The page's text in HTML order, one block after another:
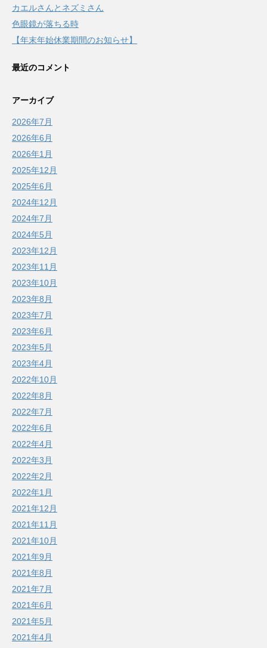
カエルさんとネズミさん
色眼鏡が落ちる時
【年末年始休業期間のお知らせ】
最近のコメント
アーカイブ
2026年7月
2026年6月
2026年1月
2025年12月
2025年6月
2024年12月
2024年7月
2024年5月
2023年12月
2023年11月
2023年10月
2023年8月
2023年7月
2023年6月
2023年5月
2023年4月
2022年10月
2022年8月
2022年7月
2022年6月
2022年4月
2022年3月
2022年2月
2022年1月
2021年12月
2021年11月
2021年10月
2021年9月
2021年8月
2021年7月
2021年6月
2021年5月
2021年4月